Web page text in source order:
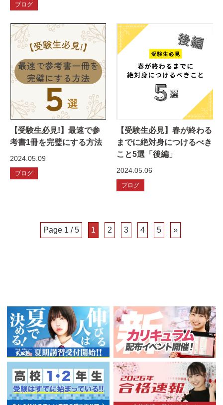
ブログ
【受験生必見!】最速で参
考書1冊を完璧にする方法
2024.05.09
ブログ
【受験生必見】春が終わる
までに絶対身につけるべき
こと5選「後編」
2024.05.06
ブログ
Page 1 / 5 1 2 3 4 5 »